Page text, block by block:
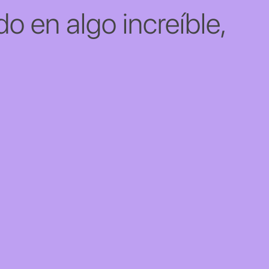
en algo increíble,